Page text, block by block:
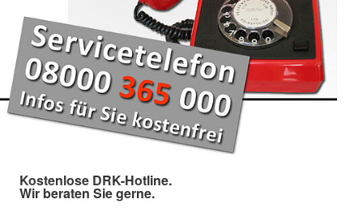
Kostenlose DRK-Hotline.
Wir beraten Sie gerne.